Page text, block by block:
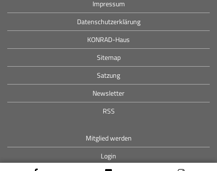
Impressum
Datenschutzerklärung
KONRAD-Haus
Sitemap
Satzung
Newsletter
RSS
Mitglied werden
Login